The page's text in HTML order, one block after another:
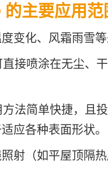
主要应用
变化、风霜雨雪
接喷涂在无尘、
法简单快捷，且
应各种表面形状。
射（如平屋顶隔